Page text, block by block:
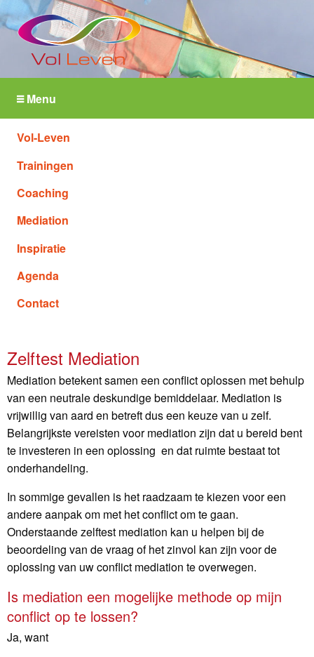
Menu
Vol-Leven
Trainingen
Coaching
Mediation
Inspiratie
Agenda
Contact
Zelftest Mediation
Mediation betekent samen een conflict oplossen met behulp
van een neutrale deskundige bemiddelaar. Mediation is
vrijwillig van aard en betreft dus een keuze van u zelf.
Belangrijkste vereisten voor mediation zijn dat u bereid bent
te investeren in een oplossing en dat ruimte bestaat tot
onderhandeling.
In sommige gevallen is het raadzaam te kiezen voor een
andere aanpak om met het conflict om te gaan.
Onderstaande zelftest mediation kan u helpen bij de
beoordeling van de vraag of het zinvol kan zijn voor de
oplossing van uw conflict mediation te overwegen.
Is mediation een mogelijke methode op mijn
conflict op te lossen?
Ja, want